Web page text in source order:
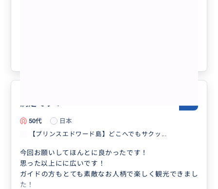
50代
日本
【プリンスエドワード島】どこへでもサクッ...
今回お願いしてほんとに良かったです！
思った以上にに広いです！
ガイドの方もとても素敵なお人柄で楽しく観光できまし
た！